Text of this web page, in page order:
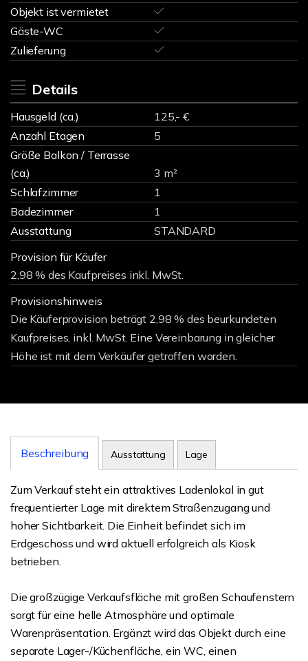
Objekt ist vermietet
Gäste-WC
Zulieferung
Details
Hausgeld (ca.)
125,- €
Anzahl Etagen
5
Größe Balkon / Terrasse
(ca.)
3 m²
Schlafzimmer
1
Badezimmer
1
Ausstattung
STANDARD
Provision für Käufer
2,98 % des Kaufpreises inkl. MwSt.
Provisionshinweis
Die Käuferprovision beträgt 2,98 % des beurkundeten
Kaufpreises, inkl. MwSt. Eine Vereinbarung in gleicher
Höhe ist mit dem Verkäufer getroffen worden.
Beschreibung Ausstattung Lage
Zum Verkauf steht ein attraktives Ladenlokal in gut
frequentierter Lage mit direktem Straßenzugang und
hoher Sichtbarkeit. Die Einheit befindet sich im
Erdgeschoss und wird aktuell erfolgreich als Kiosk
betrieben.
Die großzügige Verkaufsfläche mit großen Schaufenstern
sorgt für eine helle Atmosphäre und optimale
Warenpräsentation. Ergänzt wird das Objekt durch eine
separate Lager-/Küchenfläche, ein WC, einen